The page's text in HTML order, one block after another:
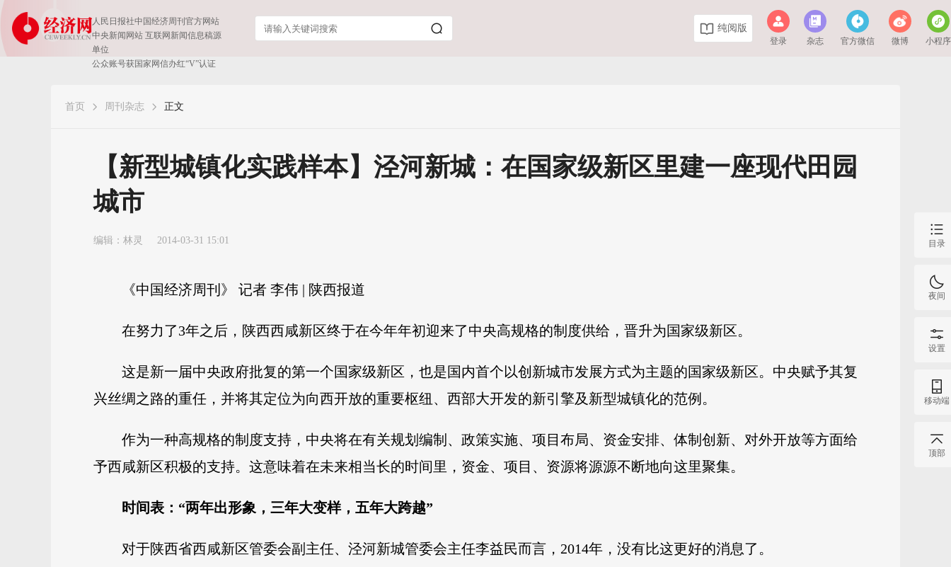
人民日报社中国经济周刊官方网站
中央新闻网站 互联网新闻信息稿源
单位
公众账号获国家网信办红“V”认证
纯阅版
登录 杂志 官方微信 微博 小程序
首页 周刊杂志 正文
【新型城镇化实践样本】泾河新城：在国家级新区里建一座现代田园
城市
编辑：林灵 2014-03-31 15:01
《中国经济周刊》 记者 李伟 | 陕西报道
在努力了3年之后，陕西西咸新区终于在今年年初迎来了中央高规格的制度供给，晋升为国家级新区。
这是新一届中央政府批复的第一个国家级新区，也是国内首个以创新城市发展方式为主题的国家级新区。中央赋予其复
兴丝绸之路的重任，并将其定位为向西开放的重要枢纽、西部大开发的新引擎及新型城镇化的范例。
作为一种高规格的制度支持，中央将在有关规划编制、政策实施、项目布局、资金安排、体制创新、对外开放等方面给
予西咸新区积极的支持。这意味着在未来相当长的时间里，资金、项目、资源将源源不断地向这里聚集。
时间表：“两年出形象，三年大变样，五年大跨越”
对于陕西省西咸新区管委会副主任、泾河新城管委会主任李益民而言，2014年，没有比这更好的消息了。
目录
夜间
设置
移动端
顶部